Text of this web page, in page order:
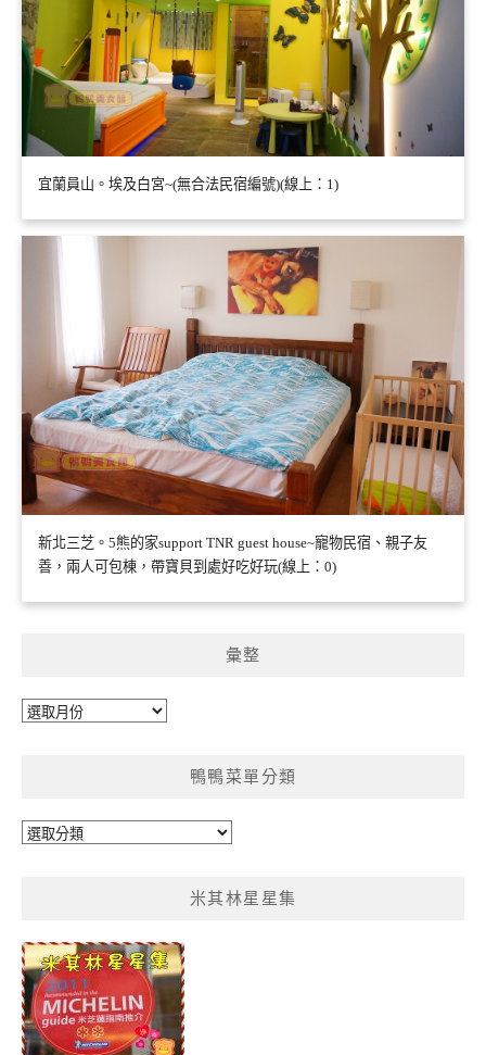
宜蘭員山。埃及白宮~(無合法民宿編號)(線上：1)
新北三芝。5熊的家support TNR guest house~寵物民宿、親子友
善，兩人可包棟，帶寶貝到處好吃好玩(線上：0)
彙整
彙
鴨鴨菜單分類
鴨
類
米其林星星集